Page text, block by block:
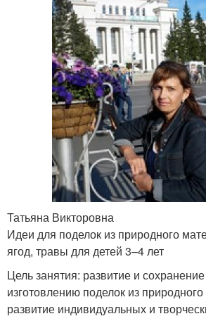
Татьяна Викторовна
Идеи для поделок из природного
ягод, травы для детей 3–4 лет
Цель занятия: развитие и
изготовлению поделок из
развитие индивидуальных и